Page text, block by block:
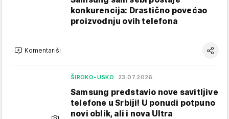
konkurencija: Drastično povećao
proizvodnju ovih telefona
Komentariši
ŠIROKO-USKO 23.07.2026.
Samsung predstavio nove savitljive
telefone u Srbiji! U ponudi potpuno
novi oblik, ali i nova Ultra